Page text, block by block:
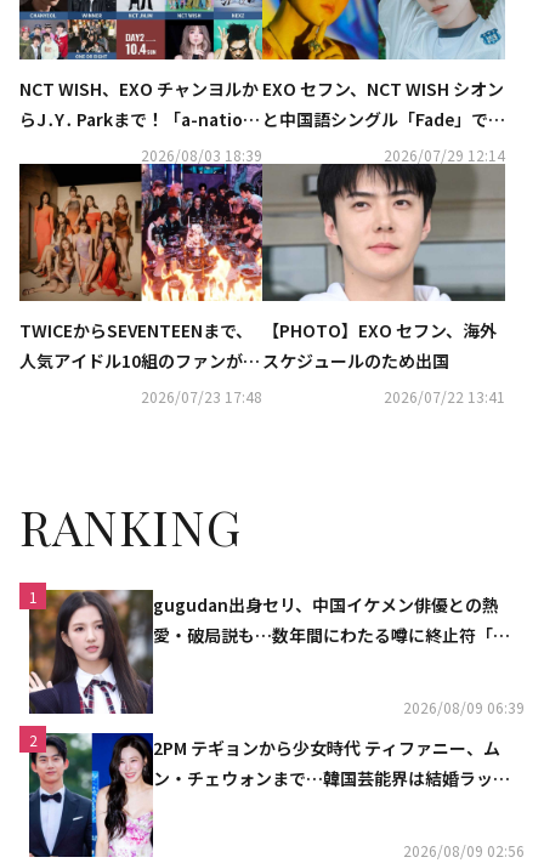
NCT WISH、EXO チャンヨルか
らJ․Y․ Parkまで！「a-nation
2026」第1弾出演アーティスト
発表
2026/08/03 18:39
EXO セフン、NCT WISH シオン
と中国語シングル「Fade」でコ
ラボ…本日リリース2026/07/29 12:14
TWICEからSEVENTEENまで、
人気アイドル10組のファンが熾
烈なバトル！新サバイバル番組
2026/07/23 17:48
【PHOTO】EXO セフン、海外
スケジュールのため出国
2026/07/22 13:41
RANKING
1
gugudan出身セリ、中国イケメン俳優との熱
愛・破局説も…数年間にわたる噂に終止符「邪
2026/08/09 06:39
2
2PM テギョンから少女時代 ティファニー、ム
ン・チェウォンまで…韓国芸能界は結婚ラッシ
2026/08/09 02:56